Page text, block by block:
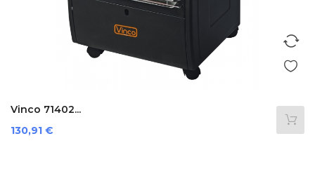
Vinco 71402...
Prezzo
130,91 €